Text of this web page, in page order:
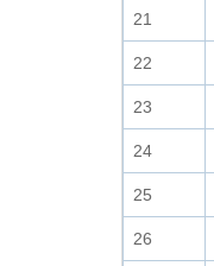
21
22
23
24
25
26